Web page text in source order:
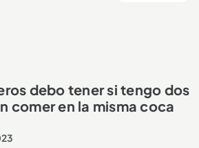
debo tener si tengo dos
comer en la misma coca